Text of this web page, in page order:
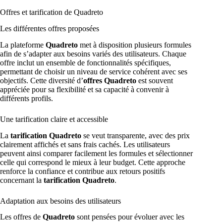
Offres et tarification de Quadreto
Les différentes offres proposées
La plateforme Quadreto met à disposition plusieurs formules
afin de s’adapter aux besoins variés des utilisateurs. Chaque
offre inclut un ensemble de fonctionnalités spécifiques,
permettant de choisir un niveau de service cohérent avec ses
objectifs. Cette diversité d’offres Quadreto est souvent
appréciée pour sa flexibilité et sa capacité à convenir à
différents profils.
Une tarification claire et accessible
La tarification Quadreto se veut transparente, avec des prix
clairement affichés et sans frais cachés. Les utilisateurs
peuvent ainsi comparer facilement les formules et sélectionner
celle qui correspond le mieux à leur budget. Cette approche
renforce la confiance et contribue aux retours positifs
concernant la tarification Quadreto.
Adaptation aux besoins des utilisateurs
Les offres de Quadreto sont pensées pour évoluer avec les